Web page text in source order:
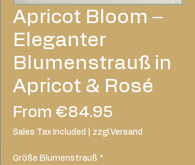
Apricot Bloom –
Eleganter
Blumenstrauß in
Apricot & Rosé
From €84.95
Price
Sales Tax Included zzgl.Versand
Größe Blumenstrauß *